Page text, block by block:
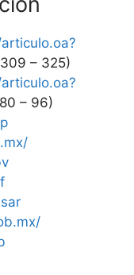
– 325)
– 96)